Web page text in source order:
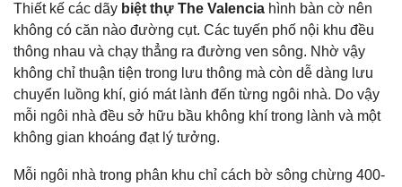
Thiết kế các dãy biệt thự The Valencia hình bàn cờ nên
không có căn nào đường cụt. Các tuyến phố nội khu đều
thông nhau và chạy thẳng ra đường ven sông. Nhờ vậy
không chỉ thuận tiện trong lưu thông mà còn dễ dàng lưu
chuyển luồng khí, gió mát lành đến từng ngôi nhà. Do vậy
mỗi ngôi nhà đều sở hữu bầu không khí trong lành và một
không gian khoáng đạt lý tưởng.
Mỗi ngôi nhà trong phân khu chỉ cách bờ sông chừng 400-